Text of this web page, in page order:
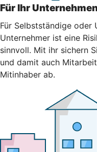
Für Ihr
Für Selbstständige oder
Unternehmer ist eine
sinnvoll. Mit ihr sichern
und damit auch
Mitinhaber ab.